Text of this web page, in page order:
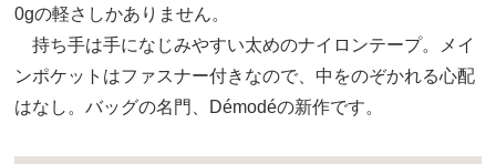
0gの軽さしかありません。
持ち手は手になじみやすい太めのナイロンテープ。メイ
ンポケットはファスナー付きなので、中をのぞかれる心配
はなし。バッグの名門、Démodéの新作です。